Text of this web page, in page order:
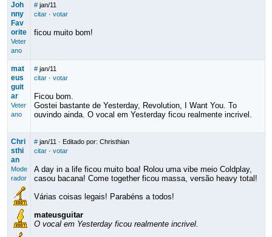
Joh
nny
Fav
orite
Veter
ano
# jan/11
citar· votar
ficou muito bom!
mat
eus
guit
ar
Veter
ano
# jan/11
citar· votar
Ficou bom.
Gostei bastante de Yesterday, Revolution, I Want You. To
ouvindo ainda. O vocal em Yesterday ficou realmente incrivel.
Chri
sthi
an
Mode
rador
# jan/11 · Editado por: Christhian
citar· votar
A day in a life ficou muito boa! Rolou uma vibe meio Coldplay,
casou bacana! Come together ficou massa, versão heavy total!
Várias coisas legais! Parabéns a todos!
mateusguitar
O vocal em Yesterday ficou realmente incrivel.